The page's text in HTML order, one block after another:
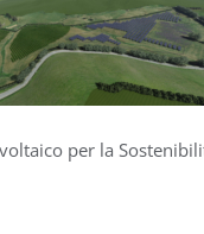
per la